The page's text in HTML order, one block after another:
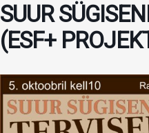
SUUR
(ESF+